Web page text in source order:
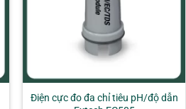
Điện cực đo đa chỉ tiêu pH/độ dẫn